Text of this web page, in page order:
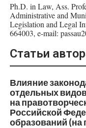
Ph.D. in Law, Ass.
Administrative and
Legislation and Legal
664003, e-mail:
Статьи
Влияние
отдельных
на
Российской
образований (на